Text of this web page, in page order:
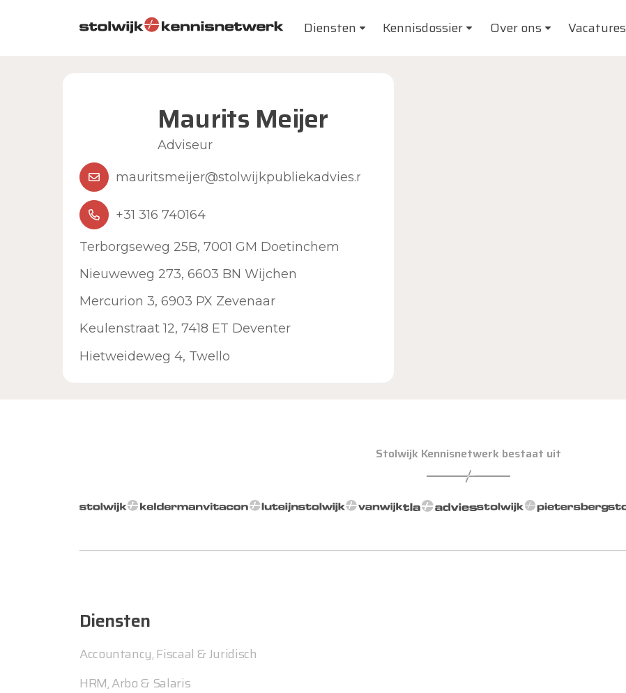
Diensten Kennisdossier Over ons Vacatures
Maurits Meijer
Adviseur
mauritsmeijer@stolwijkpubliekadvies.nl
+31 316 740164
Terborgseweg 25B, 7001 GM Doetinchem
Nieuweweg 273, 6603 BN Wijchen
Mercurion 3, 6903 PX Zevenaar
Keulenstraat 12, 7418 ET Deventer
Hietweideweg 4, Twello
Stolwijk Kennisnetwerk bestaat uit
Diensten
Accountancy, Fiscaal & Juridisch
HRM, Arbo & Salaris